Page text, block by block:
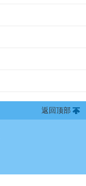
返回顶部